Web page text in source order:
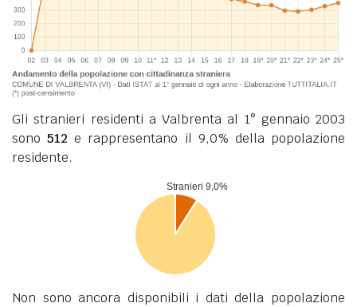
Gli stranieri residenti a Valbrenta al 1° gennaio 2003
sono512 e rappresentano il 9,0% della popolazione
residente.
Non sono ancora disponibili i dati della popolazione